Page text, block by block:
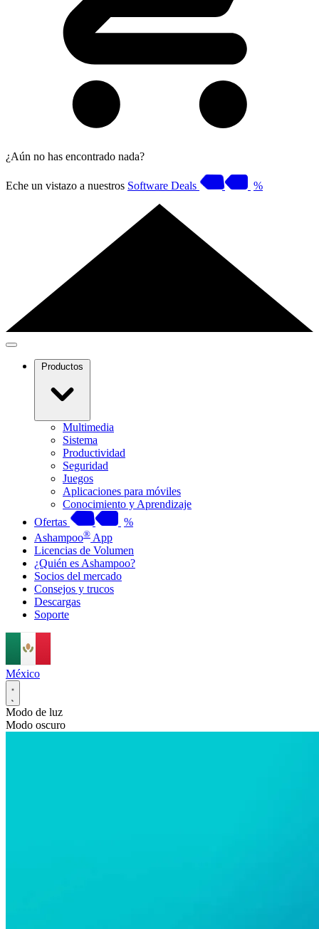
¿Aún no has encontrado nada?
Eche un vistazo a nuestros Software Deals %
Productos
Multimedia
Sistema
Productividad
Seguridad
Juegos
Aplicaciones para móviles
Conocimiento y Aprendizaje
Ofertas
%
Ashampoo® App
Licencias de Volumen
¿Quién es Ashampoo?
Socios del mercado
Consejos y trucos
Descargas
Soporte
México
Modo de luz
Modo oscuro